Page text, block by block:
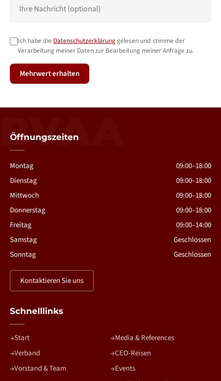
Ich habe die Datenschutzerklärung gelesen und stimme der
Verarbeitung meiner Daten zur Bearbeitung meiner Anfrage zu.
Mehrwert erhalten
BVAA
Öffnungszeiten
Montag
09:00–18:00
Dienstag
09:00–18:00
Mittwoch
09:00–18:00
Donnerstag
09:00–18:00
Freitag
09:00–14:00
Samstag
Geschlossen
Sonntag
Geschlossen
Kontaktieren Sie uns
Schnelllinks
Start
Verband
Vorstand & Team
Media & References
CEO-Reisen
Events